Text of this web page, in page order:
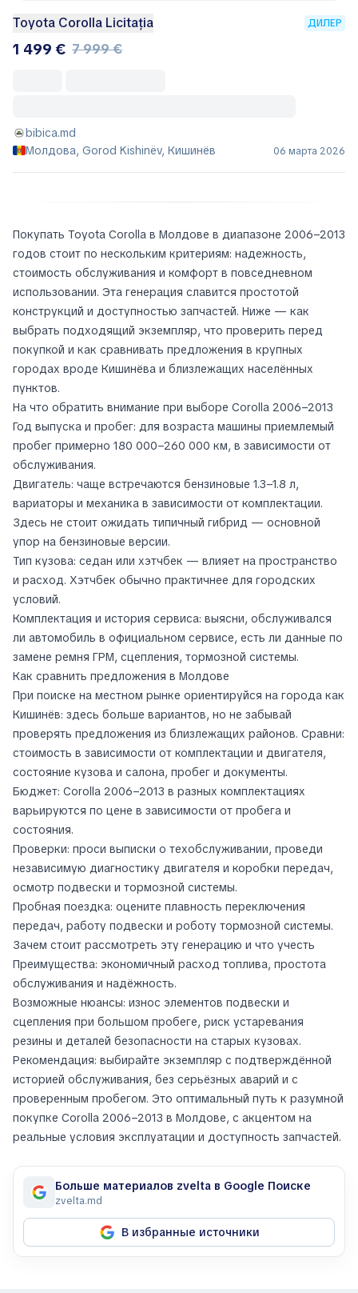
Toyota Corolla Licitația ДИЛЕР
1 499 € 7 999 €
bibica.md
Молдова, Gorod Kishinëv, Кишинёв
06 марта 2026
Покупать Toyota Corolla в Молдове в диапазоне 2006–2013
годов стоит по нескольким критериям: надежность,
стоимость обслуживания и комфорт в повседневном
использовании. Эта генерация славится простотой
конструкций и доступностью запчастей. Ниже — как
выбрать подходящий экземпляр, что проверить перед
покупкой и как сравнивать предложения в крупных
городах вроде Кишинёва и близлежащих населённых
пунктов.
На что обратить внимание при выборе Corolla 2006–2013
Год выпуска и пробег: для возраста машины приемлемый
пробег примерно 180 000–260 000 км, в зависимости от
обслуживания.
Двигатель: чаще встречаются бензиновые 1.3–1.8 л,
вариаторы и механика в зависимости от комплектации.
Здесь не стоит ожидать типичный гибрид — основной
упор на бензиновые версии.
Тип кузова: седан или хэтчбек — влияет на пространство
и расход. Хэтчбек обычно практичнее для городских
условий.
Комплектация и история сервиса: выясни, обслуживался
ли автомобиль в официальном сервисе, есть ли данные по
замене ремня ГРМ, сцепления, тормозной системы.
Как сравнить предложения в Молдове
При поиске на местном рынке ориентируйся на города как
Кишинёв: здесь больше вариантов, но не забывай
проверять предложения из близлежащих районов. Сравни:
стоимость в зависимости от комплектации и двигателя,
состояние кузова и салона, пробег и документы.
Бюджет: Corolla 2006–2013 в разных комплектациях
варьируются по цене в зависимости от пробега и
состояния.
Проверки: проси выписки о техобслуживании, проведи
независимую диагностику двигателя и коробки передач,
осмотр подвески и тормозной системы.
Пробная поездка: оцените плавность переключения
передач, работу подвески и роботу тормозной системы.
Зачем стоит рассмотреть эту генерацию и что учесть
Преимущества: экономичный расход топлива, простота
обслуживания и надёжность.
Возможные нюансы: износ элементов подвески и
сцепления при большом пробеге, риск устаревания
резины и деталей безопасности на старых кузовах.
Рекомендация: выбирайте экземпляр с подтверждённой
историей обслуживания, без серьёзных аварий и с
проверенным пробегом. Это оптимальный путь к разумной
покупке Corolla 2006–2013 в Молдове, с акцентом на
реальные условия эксплуатации и доступность запчастей.
Больше материалов zvelta в Google Поиске
zvelta.md
В избранные источники